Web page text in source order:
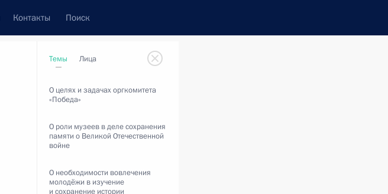
Контакты Поиск
Комиссии и советы
декабрь, 2018
Темы
О целях и задачах оргкомитета
«Победа»
О роли музеев в деле сохранения
памяти о Великой Отечественной
войне
О необходимости вовлечения
молодёжи в изучение
и сохранение истории
Лица